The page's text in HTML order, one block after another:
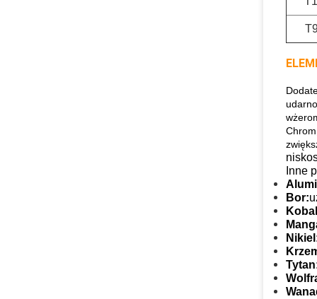
Inne
Bor: